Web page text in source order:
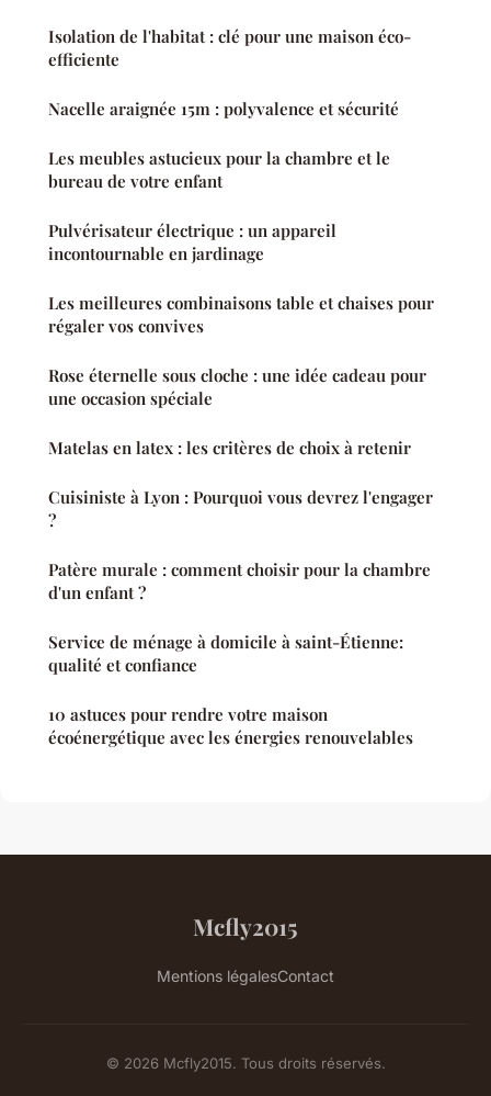
Isolation de l'habitat : clé pour une maison éco-
efficiente
Nacelle araignée 15m : polyvalence et sécurité
Les meubles astucieux pour la chambre et le
bureau de votre enfant
Pulvérisateur électrique : un appareil
incontournable en jardinage
Les meilleures combinaisons table et chaises pour
régaler vos convives
Rose éternelle sous cloche : une idée cadeau pour
une occasion spéciale
Matelas en latex : les critères de choix à retenir
Cuisiniste à Lyon : Pourquoi vous devrez l'engager
?
Patère murale : comment choisir pour la chambre
d'un enfant ?
Service de ménage à domicile à saint-Étienne:
qualité et confiance
10 astuces pour rendre votre maison
écoénergétique avec les énergies renouvelables
Mcfly2015
Mentions légalesContact
© 2026 Mcfly2015. Tous droits réservés.